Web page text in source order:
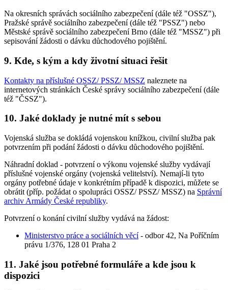
Na okresních správách sociálního zabezpečení (dále též "OSSZ"),
Pražské správě sociálního zabezpečení (dále též "PSSZ") nebo
Městské správě sociálního zabezpečení Brno (dále též "MSSZ") při
sepisování žádosti o dávku důchodového pojištění.
9. Kde, s kým a kdy životní situaci řešit
Kontakty na příslušné OSSZ/ PSSZ/ MSSZ naleznete na
internetových stránkách České správy sociálního zabezpečení (dále
též "ČSSZ").
10. Jaké doklady je nutné mít s sebou
Vojenská služba se dokládá vojenskou knížkou, civilní služba pak
potvrzením při podání žádosti o dávku důchodového pojištění.
Náhradní doklad - potvrzení o výkonu vojenské služby vydávají
příslušné vojenské orgány (vojenská velitelství). Nemají-li tyto
orgány potřebné údaje v konkrétním případě k dispozici, můžete se
obrátit (příp. požádat o spolupráci OSSZ/ PSSZ/ MSSZ) na Správní
archiv Armády České republiky.
Potvrzení o konání civilní služby vydává na žádost:
Ministerstvo práce a sociálních věcí- odbor 42, Na Poříčním
právu 1/376, 128 01 Praha 2
11. Jaké jsou potřebné formuláře a kde jsou k
dispozici